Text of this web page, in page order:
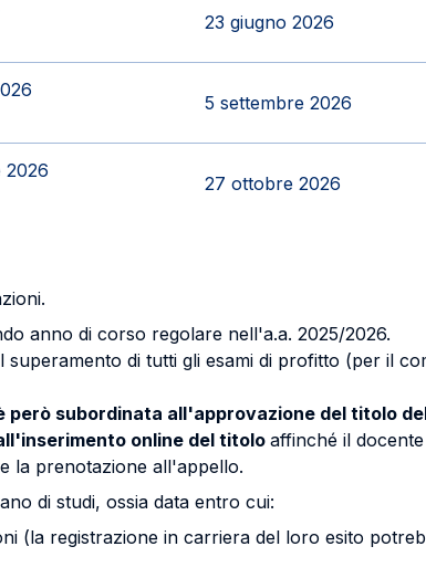
23 giugno 2026
5 settembre 2026
2026
27 ottobre 2026
anno di corso regolare nell'a.a. 2025/2026.
di tutti gli esami di profitto (per il
però subordinata all'approvazione del titolo
online del titolo affinché il
la prenotazione all'appello.
di studi, ossia data entro cui:
(la registrazione in carriera del loro esito